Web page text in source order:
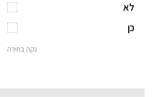
לא
כן
נקה בחירה